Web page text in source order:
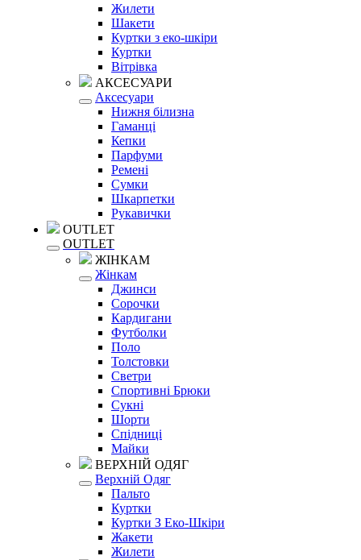
Жилети
Шакети
Куртки з еко-шкіри
Куртки
Вітрівка
АКСЕСУАРИ
Аксесуари
Нижня білизна
Гаманці
Кепки
Парфуми
Ремені
Сумки
Шкарпетки
Рукавички
OUTLET
OUTLET
ЖІНКАМ
Жінкам
Джинси
Сорочки
Кардигани
Футболки
Поло
Толстовки
Светри
Спортивні Брюки
Сукні
Шорти
Спідниці
Майки
ВЕРХНІЙ ОДЯГ
Верхній Одяг
Пальто
Куртки
Куртки З Еко-Шкіри
Жакети
Жилети